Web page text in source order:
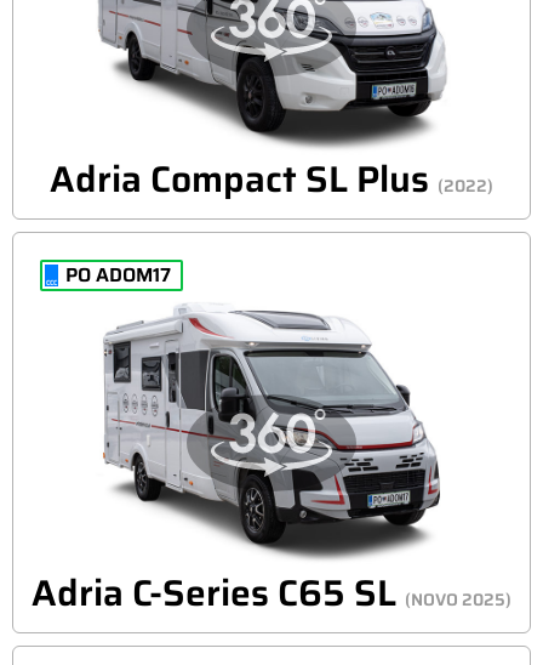
Adria Compact SL Plus (2022)
PO ADOM17
Adria C-Series C65 SL (NOVO 2025)